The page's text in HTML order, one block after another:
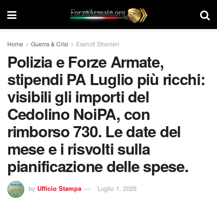
Home Guerra & Crisi Eserciti Stranieri
Polizia e Forze Armate,
stipendi PA Luglio più ricchi:
visibili gli importi del
Cedolino NoiPA, con
rimborso 730. Le date del
mese e i risvolti sulla
pianificazione delle spese.
by Ufficio Stampa Luglio 1, 2025